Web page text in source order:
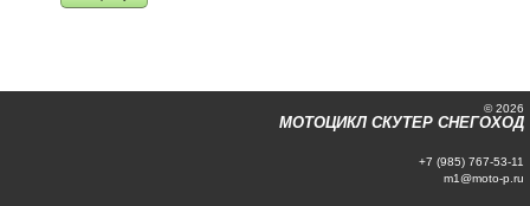
© 2026
МОТОЦИКЛ СКУТЕР СНЕГОХОД
+7 (985) 767-53-11
m1@moto-p.ru